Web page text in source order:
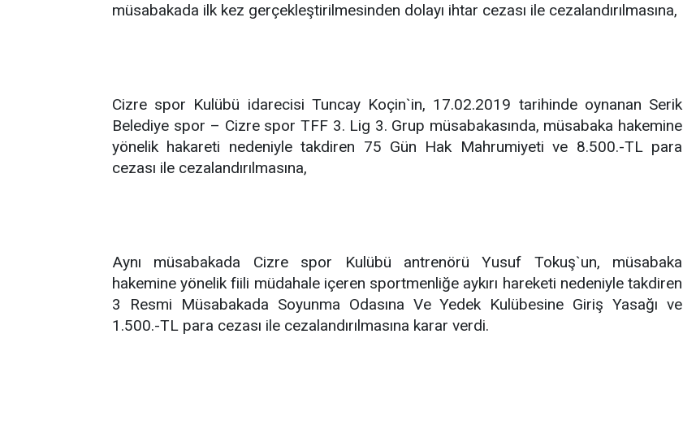
müsabakada ilk kez gerçekleştirilmesinden dolayı ihtar cezası ile cezalandırılmasına,
Cizre spor Kulübü idarecisi Tuncay Koçin`in, 17.02.2019 tarihinde oynanan Serik
Belediye spor – Cizre spor TFF 3. Lig 3. Grup müsabakasında, müsabaka hakemine
yönelik hakareti nedeniyle takdiren 75 Gün Hak Mahrumiyeti ve 8.500.-TL para
cezası ile cezalandırılmasına,
Aynı müsabakada Cizre spor Kulübü antrenörü Yusuf Tokuş`un, müsabaka
hakemine yönelik fiili müdahale içeren sportmenliğe aykırı hareketi nedeniyle takdiren
3 Resmi Müsabakada Soyunma Odasına Ve Yedek Kulübesine Giriş Yasağı ve
1.500.-TL para cezası ile cezalandırılmasına karar verdi.